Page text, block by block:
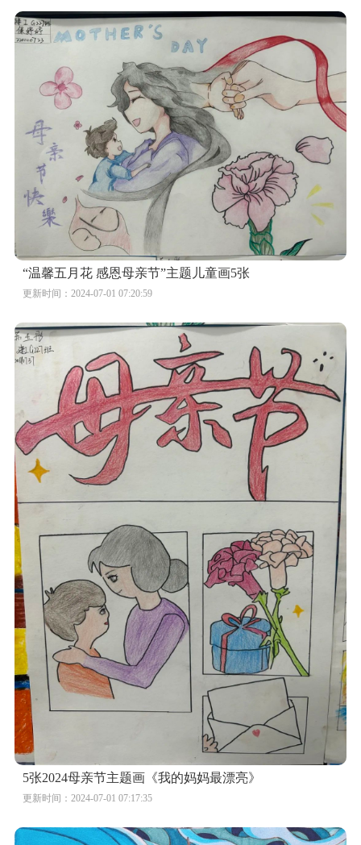
“温馨五月花 感恩母亲节”主题儿童画5张
更新时间：2024-07-01 07:20:59
5张2024母亲节主题画《我的妈妈最漂亮》
更新时间：2024-07-01 07:17:35